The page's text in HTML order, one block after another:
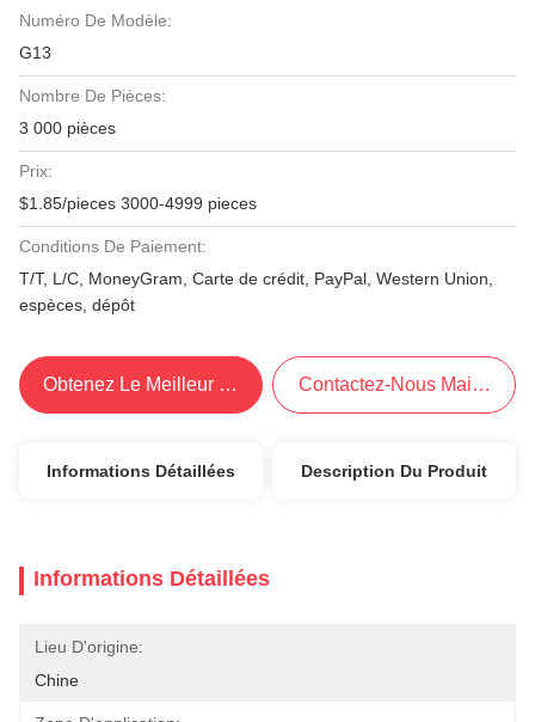
Numéro De Modèle:
G13
Nombre De Pièces:
3 000 pièces
Prix:
$1.85/pieces 3000-4999 pieces
Conditions De Paiement:
T/T, L/C, MoneyGram, Carte de crédit, PayPal, Western Union,
espèces, dépôt
Obtenez Le Meilleur Prix Contactez-Nous Maintenant
Informations Détaillées Description Du Produit
Informations Détaillées
Lieu D'origine:
Chine